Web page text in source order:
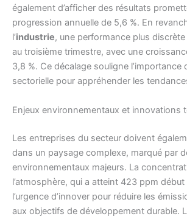
également d’afficher des résultats
progression annuelle de 5,6 %. En
l’industrie, une performance plus discrète
au troisième trimestre, avec une
3,8 %. Ce décalage souligne l’importance
sectorielle pour appréhender les
Enjeux environnementaux et innovations
Les entreprises du secteur doivent
dans un paysage complexe, marqué par
environnementaux majeurs. La
l’atmosphère, qui a atteint 423 ppm
l’urgence d’innover pour réduire les
aux objectifs de développement durable.